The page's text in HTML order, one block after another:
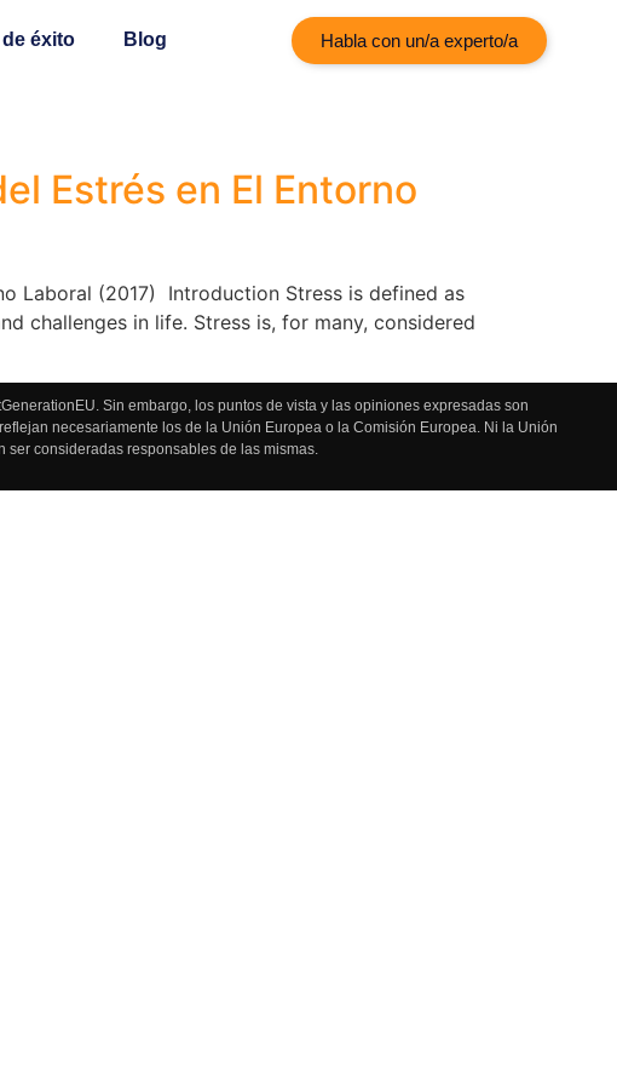
éxito Blog Habla con un/a experto/a
Estrés en El Entorno
Laboral (2017) Introduction Stress is defined as
challenges in life. Stress is, for many, considered
Sin embargo, los puntos de vista y las opiniones expresadas son
necesariamente los de la Unión Europea o la Comisión Europea. Ni la Unión
ser consideradas responsables de las mismas.